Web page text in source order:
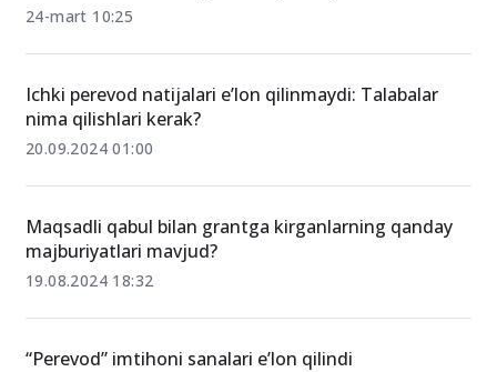
24-mart 10:25
Ichki perevod natijalari e’lon qilinmaydi: Talabalar
nima qilishlari kerak?
20.09.2024 01:00
Maqsadli qabul bilan grantga kirganlarning qanday
majburiyatlari mavjud?
19.08.2024 18:32
“Perevod” imtihoni sanalari e’lon qilindi